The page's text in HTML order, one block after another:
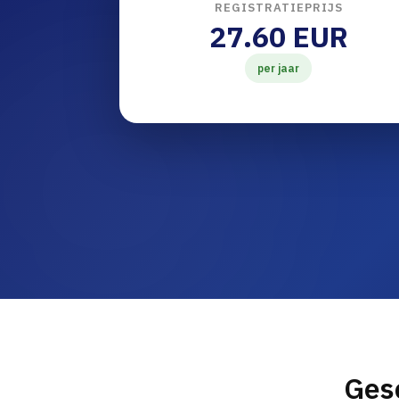
REGISTRATIEPRIJS
27.60 EUR
per jaar